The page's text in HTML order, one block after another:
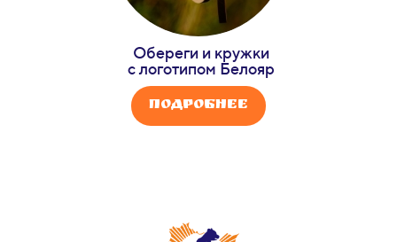
Обереги и кружки
с логотипом Белояр
Подробнее